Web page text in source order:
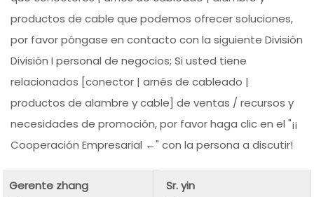
productos de cable que podemos ofrecer soluciones,
por favor póngase en contacto con la siguiente División
División I personal de negocios; Si usted tiene
relacionados [conector | arnés de cableado |
productos de alambre y cable] de ventas / recursos y
necesidades de promoción, por favor haga clic en el "¡¡
Cooperación Empresarial ←" con la persona a discutir!
Gerente zhang
Sr. yin